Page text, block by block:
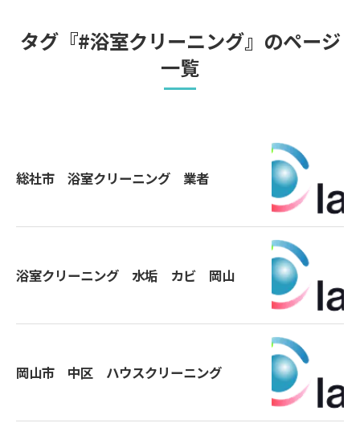
タグ『#浴室クリーニング』のページ
一覧
総社市 浴室クリーニング 業者
浴室クリーニング 水垢 カビ 岡山
岡山市 中区 ハウスクリーニング